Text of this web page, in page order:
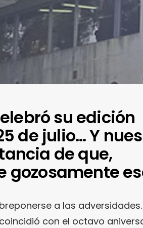
su edición
de julio… Y
de que,
gozosamente
a las
con el octavo